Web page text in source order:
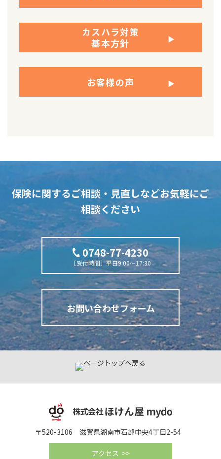
カスハラ対策
​​​​​​​基本方針
お客様の声
保険に関するご相談・見直しなどお気軽にご
相談ください
0748-77-4230
［受付時間］平日9:00～17:30
お問い合わせフォーム
〒520-3106 滋賀県湖南市石部中央4丁目2-54
アクセス >>